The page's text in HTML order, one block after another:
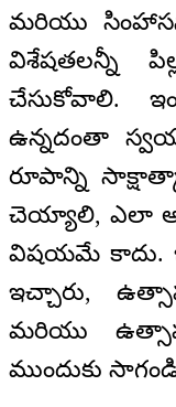
మరియు
విశేషతలన్నీ
చేసుకోవాలి.
ఉన్నదంతా
రూపాన్ని
చెయ్యాలి, ఎలా
విషయమే కాదు.
ఇచ్చారు,
మరియు
ముందుకు